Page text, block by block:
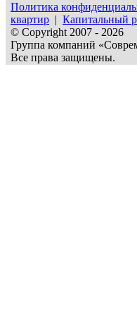
Политика
квартир | Капитальный
© Copyright 2007 - 2026
Группа компаний
Все права защищены.